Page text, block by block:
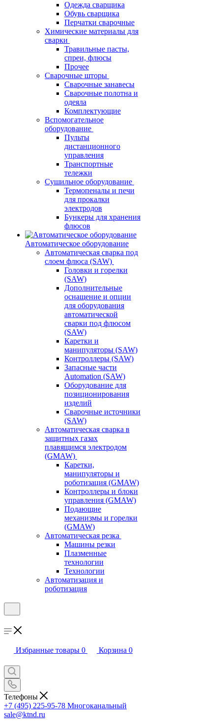
Одежда сварщика
Обувь сварщика
Перчатки сварочные
Химические материалы для
сварки
Травильные пасты,
спреи, флюсы
Прочее
Сварочные шторы
Сварочные занавесы
Сварочные полотна и
одеяла
Комплектующие
Вспомогательное
оборудование
Пульты
дистанционного
управления
Транспортные
тележки
Сушильное оборудование
Термопеналы и печи
для прокалки
электродов
Бункеры для хранения
флюсов
Автоматическое оборудование
Автоматическая сварка под
слоем флюса (SAW)
Головки и горелки
(SAW)
Дополнительные
оснащение и опции
для оборудования
автоматической
сварки под флюсом
(SAW)
Каретки и
манипуляторы (SAW)
Контроллеры (SAW)
Запасные части
Automation (SAW)
Оборудование для
позиционирования
изделий
Сварочные источники
(SAW)
Автоматическая сварка в
защитных газах
плавящимся электродом
(GMAW)
Каретки,
манипуляторы и
роботизация (GMAW)
Контроллеры и блоки
управления (GMAW)
Подающие
механизмы и горелки
(GMAW)
Автоматическая резка
Машины резки
Плазменные
технологии
Технологии
Автоматизация и
роботизация
Избранные товары 0 Корзина 0
Телефоны
+7 (495) 225-95-78 Многоканальный
sale@ktnd.ru